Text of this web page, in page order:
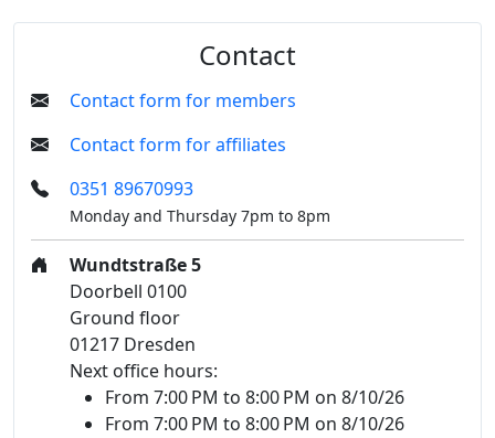
Contact
Contact form for members
Contact form for affiliates
0351 89670993
Monday and Thursday 7pm to 8pm
Wundtstraße 5
Doorbell 0100
Ground floor
01217 Dresden
Next office hours:
From 7:00 PM to 8:00 PM on 8/10/26
From 7:00 PM to 8:00 PM on 8/10/26